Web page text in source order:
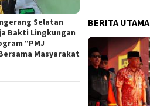
Selatan
Bakti Lingkungan
“PMJ
Masyarakat
BERITA UTAMA